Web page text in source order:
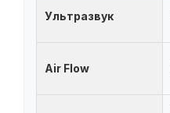
Ультразвук
Air Flow